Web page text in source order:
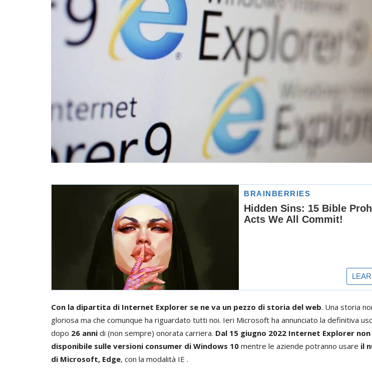
Con la dipartita di Internet Explorer se ne va un pezzo di storia del web. Una storia
gloriosa ma che comunque ha riguardato tutti noi. Ieri Microsoft ha annunciato la definitiva
dopo 26 anni di (non sempre) onorata carriera. Dal 15 giugno 2022 Internet Explorer
disponibile sulle versioni consumer di Windows 10 mentre le aziende potranno usare il
di Microsoft, Edge, con la modalità IE .